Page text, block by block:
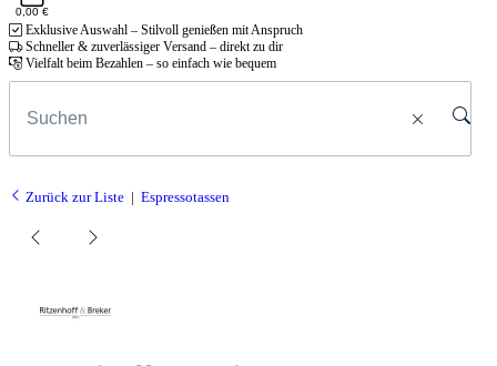
0,00 €
Exklusive Auswahl – Stilvoll genießen mit Anspruch
Schneller & zuverlässiger Versand – direkt zu dir
Vielfalt beim Bezahlen – so einfach wie bequem
Zurück zur Liste Espressotassen